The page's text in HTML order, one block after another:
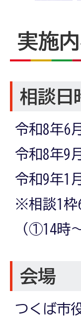
実施
相談日
令和8年6
令和8年9
令和9年1
※相談1枠
（①14時
会場
つくば市